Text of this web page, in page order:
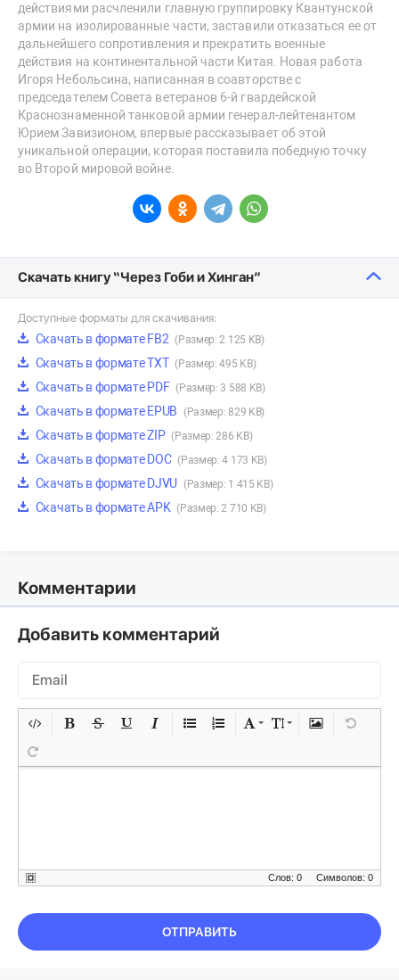
действиями расчленили главную группировку Квантунской
армии на изолированные части, заставили отказаться ее от
дальнейшего сопротивления и прекратить военные
действия на континентальной части Китая. Новая работа
Игоря Небольсина, написанная в соавторстве с
председателем Совета ветеранов 6-й гвардейской
Краснознаменной танковой армии генерал-лейтенантом
Юрием Завизионом, впервые рассказывает об этой
уникальной операции, которая поставила победную точку
во Второй мировой войне.
Скачать книгу “Через Гоби и Хинган”
Доступные форматы для скачивания:
Скачать в формате FB2 (Размер: 2 125 KB)
Скачать в формате TXT (Размер: 495 KB)
Скачать в формате PDF (Размер: 3 588 KB)
Скачать в формате EPUB (Размер: 829 KB)
Скачать в формате ZIP (Размер: 286 KB)
Скачать в формате DOC (Размер: 4 173 KB)
Скачать в формате DJVU (Размер: 1 415 KB)
Скачать в формате APK (Размер: 2 710 KB)
Комментарии
Добавить комментарий
Символов: 0
Слов: 0
ОТПРАВИТЬ